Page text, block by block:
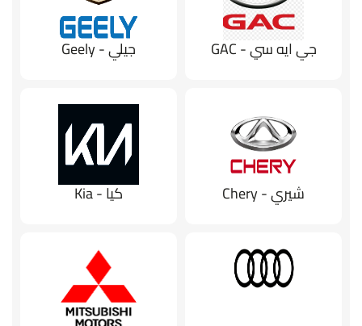
جي ايه سي - GAC جيلي - Geely
شيري - Chery كيا - Kia